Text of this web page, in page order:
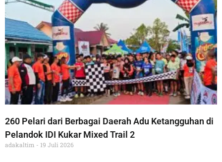
260 Pelari dari Berbagai Daerah Adu Ketangguhan di
Pelandok IDI Kukar Mixed Trail 2
adakaltim 19 Juli 2026